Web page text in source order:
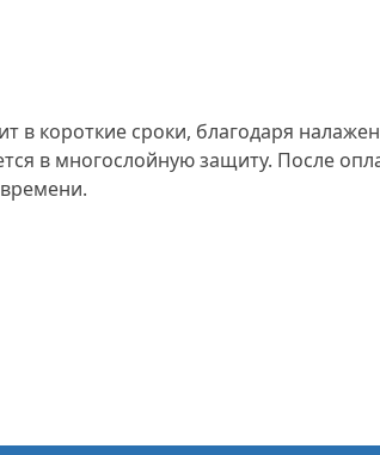
в короткие сроки, благодаря
в многослойную защиту. После